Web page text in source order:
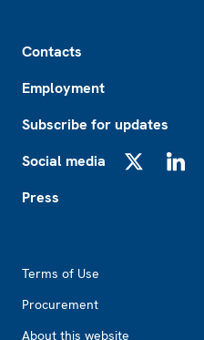
Contacts
Employment
Subscribe for updates
Social media
Press
Terms of Use
Procurement
About this website